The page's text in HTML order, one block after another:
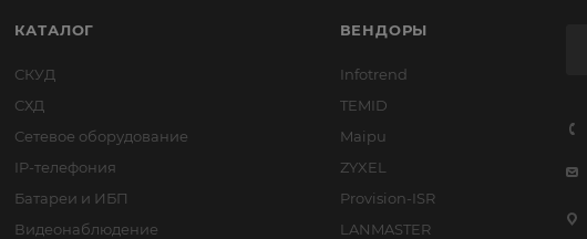
КАТАЛОГ
СКУД
СХД
Сетевое оборудование
IP-телефония
Батареи и ИБП
Видеонаблюдение
ВЕНДОРЫ
Infotrend
TEMID
Maipu
ZYXEL
Provision-ISR
LANMASTER